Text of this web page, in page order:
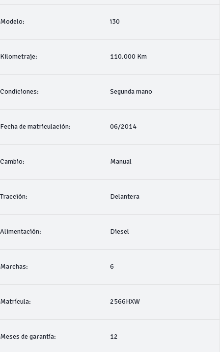
Modelo: i30
Kilometraje: 110.000 Km
Condiciones: Segunda mano
Fecha de matriculación: 06/2014
Cambio: Manual
Tracción: Delantera
Alimentación: Diesel
Marchas: 6
Matrícula: 2566HXW
Meses de garantía: 12